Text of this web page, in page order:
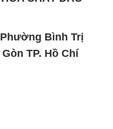
Bình Trị
TP. Hồ Chí